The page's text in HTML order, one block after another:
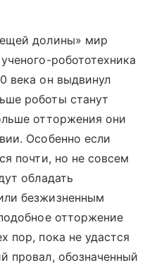
долины» мир
робототехника
века он выдвинул
роботы станут
отторжения они
Особенно если
почти, но не совсем
обладать
безжизненным
отторжение
пор, пока не удастся
провал, обозначенный